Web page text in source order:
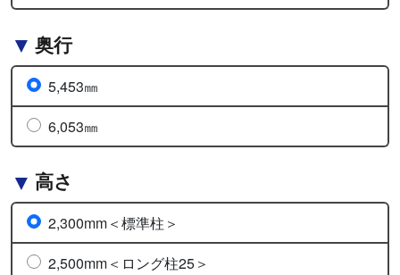
奥行
5,453㎜
6,053㎜
高さ
2,300mm＜標準柱＞
2,500mm＜ロング柱25＞